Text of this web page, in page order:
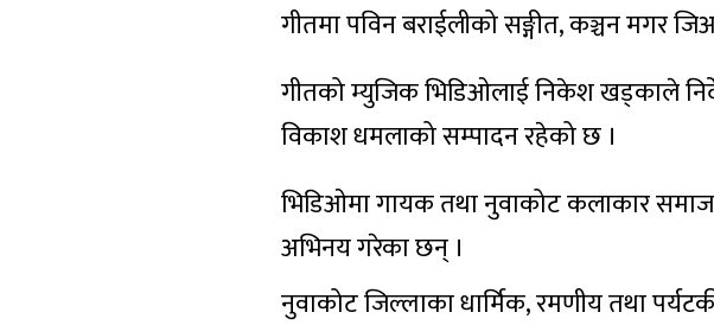
गीतमा पविन बराईलीको सङ्गीत, कञ्चन मगर
गीतको म्युजिक भिडिओलाई निकेश खड्काले
विकाश धमलाको सम्पादन रहेको छ ।
भिडिओमा गायक तथा नुवाकोट कलाकार
अभिनय गरेका छन् ।
नुवाकोट जिल्लाका धार्मिक, रमणीय तथा